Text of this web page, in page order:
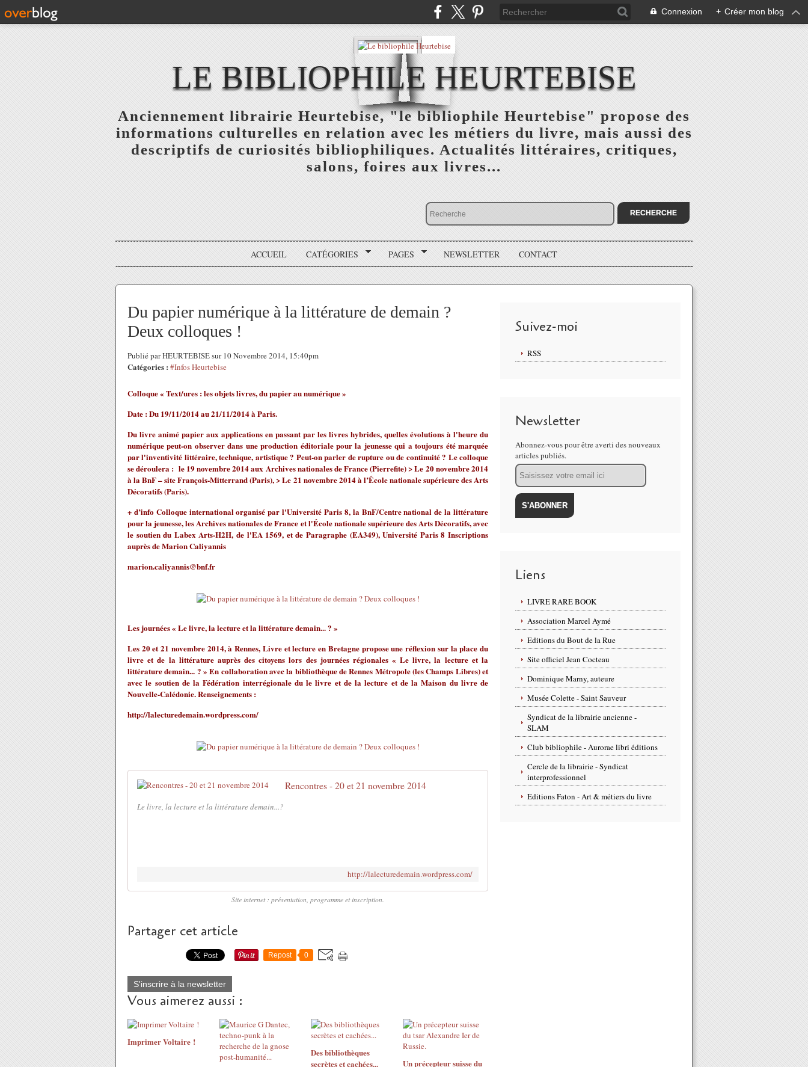
Connexion + Créer mon blog
LE BIBLIOPHILE HEURTEBISE
Anciennement librairie Heurtebise, "le bibliophile Heurtebise" propose des
informations culturelles en relation avec les métiers du livre, mais aussi des
descriptifs de curiosités bibliophiliques. Actualités littéraires, critiques,
salons, foires aux livres...
ACCUEIL CATÉGORIES PAGES NEWSLETTER CONTACT
Du papier numérique à la littérature de demain ?
Deux colloques !
Publié par HEURTEBISE sur 10 Novembre 2014, 15:40pm
Catégories : #Infos Heurtebise
Colloque « Text/ures : les objets livres, du papier au numérique »
Date : Du 19/11/2014 au 21/11/2014 à Paris.
Du livre animé papier aux applications en passant par les livres hybrides, quelles évolutions à l'heure du
numérique peut-on observer dans une production éditoriale pour la jeunesse qui a toujours été marquée
par l'inventivité littéraire, technique, artistique ? Peut-on parler de rupture ou de continuité ? Le colloque
se déroulera : le 19 novembre 2014 aux Archives nationales de France (Pierrefite) > Le 20 novembre 2014
à la BnF – site François-Mitterrand (Paris), > Le 21 novembre 2014 à l’École nationale supérieure des Arts
Décoratifs (Paris).
+ d’info Colloque international organisé par l'Université Paris 8, la BnF/Centre national de la littérature
pour la jeunesse, les Archives nationales de France et l'École nationale supérieure des Arts Décoratifs, avec
le soutien du Labex Arts-H2H, de l'EA 1569, et de Paragraphe (EA349), Université Paris 8 Inscriptions
auprès de Marion Caliyannis
marion.caliyannis@bnf.fr
Les journées « Le livre, la lecture et la littérature demain... ? »
Les 20 et 21 novembre 2014, à Rennes, Livre et lecture en Bretagne propose une réflexion sur la place du
livre et de la littérature auprès des citoyens lors des journées régionales « Le livre, la lecture et la
littérature demain... ? » En collaboration avec la bibliothèque de Rennes Métropole (les Champs Libres) et
avec le soutien de la Fédération interrégionale du le livre et de la lecture et de la Maison du livre de
Nouvelle-Calédonie. Renseignements :
http://lalecturedemain.wordpress.com/
Rencontres - 20 et 21 novembre 2014
Le livre, la lecture et la littérature demain...?
http://lalecturedemain.wordpress.com/
Site internet : présentation, programme et inscription.
Partager cet article
Repost 0
S'inscrire à la newsletter
Vous aimerez aussi :
Imprimer Voltaire !
Des bibliothèques
secrètes et cachées...
Un précepteur suisse du
Suivez-moi
RSS
Newsletter
Abonnez-vous pour être averti des nouveaux
articles publiés.
Email
Liens
LIVRE RARE BOOK
Association Marcel Aymé
Editions du Bout de la Rue
Site officiel Jean Cocteau
Dominique Marny, auteure
Musée Colette - Saint Sauveur
Syndicat de la librairie ancienne -
SLAM
Club bibliophile - Aurorae libri éditions
Cercle de la librairie - Syndicat
interprofessionnel
Editions Faton - Art & métiers du livre